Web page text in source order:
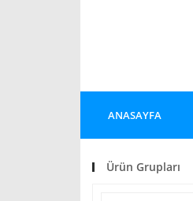
ANASAYFA
Ürün Grupları